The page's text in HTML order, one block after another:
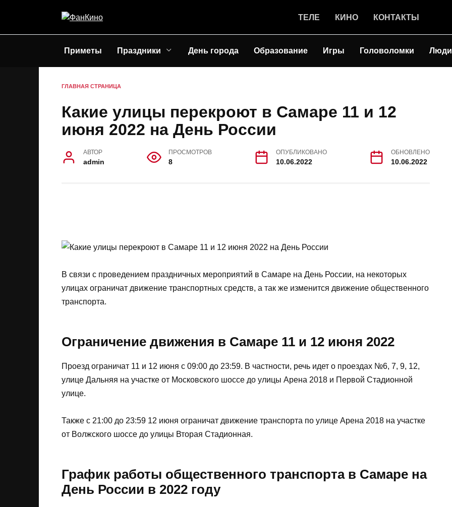
ТЕЛЕ КИНО КОНТАКТЫ
Приметы Праздники День города Образование Игры Головоломки Люди
ГЛАВНАЯ СТРАНИЦА
Какие улицы перекроют в Самаре 11 и 12
июня 2022 на День России
АВТОР
admin
ПРОСМОТРОВ
8
ОПУБЛИКОВАНО
10.06.2022
ОБНОВЛЕНО
10.06.2022
В связи с проведением праздничных мероприятий в Самаре на День России, на некоторых
улицах ограничат движение транспортных средств, а так же изменится движение общественного
транспорта.
Ограничение движения в Самаре 11 и 12 июня 2022
Проезд ограничат 11 и 12 июня с 09:00 до 23:59. В частности, речь идет о проездах №6, 7, 9, 12,
улице Дальняя на участке от Московского шоссе до улицы Арена 2018 и Первой Стадионной
улице.
Также с 21:00 до 23:59 12 июня ограничат движение транспорта по улице Арена 2018 на участке
от Волжского шоссе до улицы Вторая Стадионная.
График работы общественного транспорта в Самаре на
День России в 2022 году